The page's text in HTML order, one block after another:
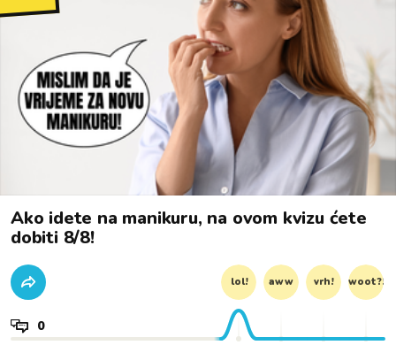
Ako idete na manikuru, na ovom kvizu ćete
dobiti 8/8!
lol! aww vrh! woot?!
0